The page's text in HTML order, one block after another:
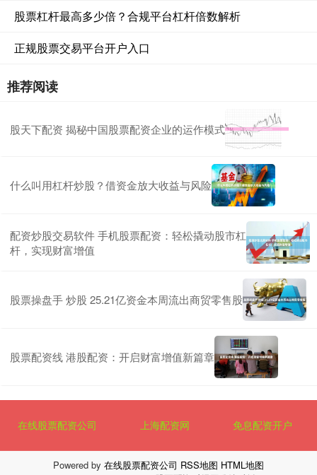
股票杠杆最高多少倍？合规平台杠杆倍数解析
正规股票交易平台开户入口
推荐阅读
股天下配资 揭秘中国股票配资企业的运作模式
什么叫用杠杆炒股？借资金放大收益与风险
配资炒股交易软件 手机股票配资：轻松撬动股市杠
杆，实现财富增值
股票操盘手 炒股 25.21亿资金本周流出商贸零售股
股票配资线 港股配资：开启财富增值新篇章
在线股票配资公司 上海配资网 免息配资开户
Powered by 在线股票配资公司 RSS地图 HTML地图